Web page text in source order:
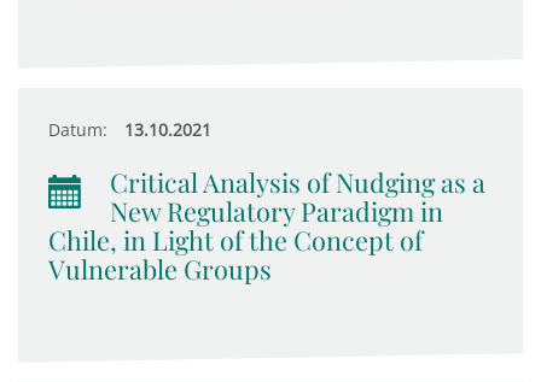
Datum: 13.10.2021
Critical Analysis of Nudging as a
New Regulatory Paradigm in
Chile, in Light of the Concept of
Vulnerable Groups